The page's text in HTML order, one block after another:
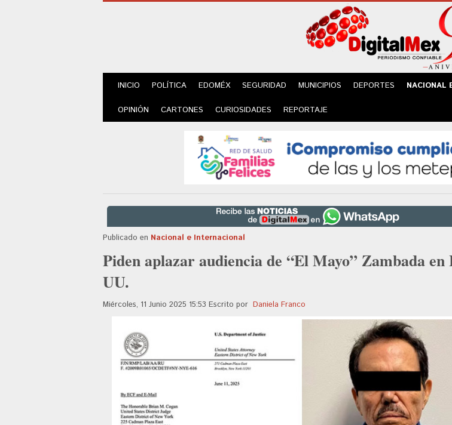
INICIO POLÍTICA EDOMÉX SEGURIDAD MUNICIPIOS DEPORTES NACIONAL
OPINIÓN CARTONES CURIOSIDADES REPORTAJE
Publicado en Nacional e Internacional
Piden aplazar audiencia de “El Mayo” Zambada en
UU.
Miércoles, 11 Junio 2025 15:53 Escrito por Daniela Franco